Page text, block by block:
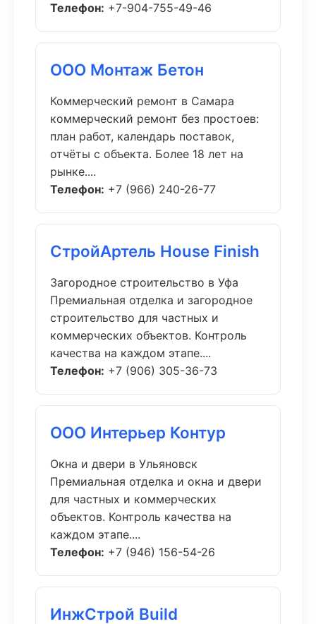
Телефон: +7-904-755-49-46
ООО Монтаж Бетон
Коммерческий ремонт в Самара
коммерческий ремонт без простоев:
план работ, календарь поставок,
отчёты с объекта. Более 18 лет на
рынке....
Телефон: +7 (966) 240-26-77
СтройАртель House Finish
Загородное строительство в Уфа
Премиальная отделка и загородное
строительство для частных и
коммерческих объектов. Контроль
качества на каждом этапе....
Телефон: +7 (906) 305-36-73
ООО Интерьер Контур
Окна и двери в Ульяновск
Премиальная отделка и окна и двери
для частных и коммерческих
объектов. Контроль качества на
каждом этапе....
Телефон: +7 (946) 156-54-26
ИнжСтрой Build